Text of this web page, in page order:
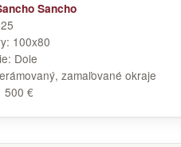
Sancho
100x80
Dole
zamaľované okraje
500 €